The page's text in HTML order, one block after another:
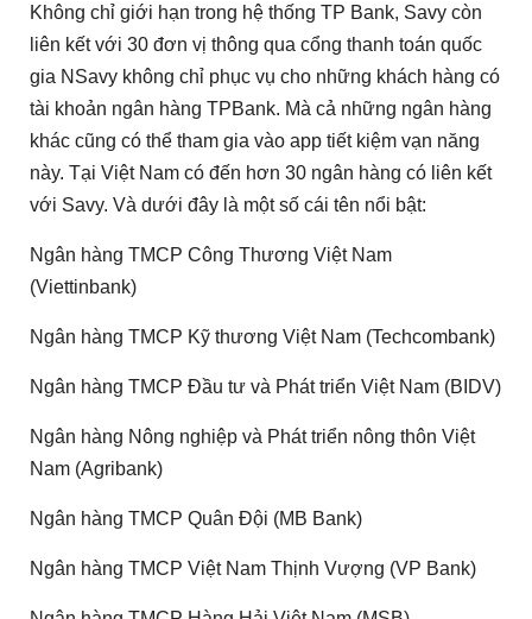
Không chỉ giới hạn trong hệ thống TP Bank, Savy còn
liên kết với 30 đơn vị thông qua cổng thanh toán quốc
gia NSavy không chỉ phục vụ cho những khách hàng có
tài khoản ngân hàng TPBank. Mà cả những ngân hàng
khác cũng có thể tham gia vào app tiết kiệm vạn năng
này. Tại Việt Nam có đến hơn 30 ngân hàng có liên kết
với Savy. Và dưới đây là một số cái tên nổi bật:
Ngân hàng TMCP Công Thương Việt Nam
(Viettinbank)
Ngân hàng TMCP Kỹ thương Việt Nam (Techcombank)
Ngân hàng TMCP Đầu tư và Phát triển Việt Nam (BIDV)
Ngân hàng Nông nghiệp và Phát triển nông thôn Việt
Nam (Agribank)
Ngân hàng TMCP Quân Đội (MB Bank)
Ngân hàng TMCP Việt Nam Thịnh Vượng (VP Bank)